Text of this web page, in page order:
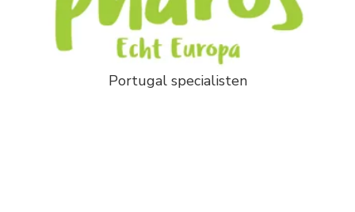
Portugal specialisten